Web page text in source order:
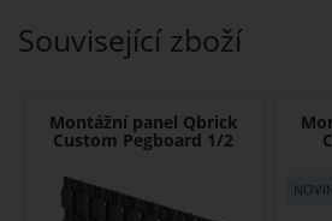
Související zboží
Montážní panel Qbrick
Custom Pegboard 1/2